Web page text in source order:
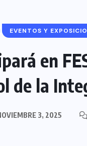
EVENTOS Y
en
de la
3, 2025